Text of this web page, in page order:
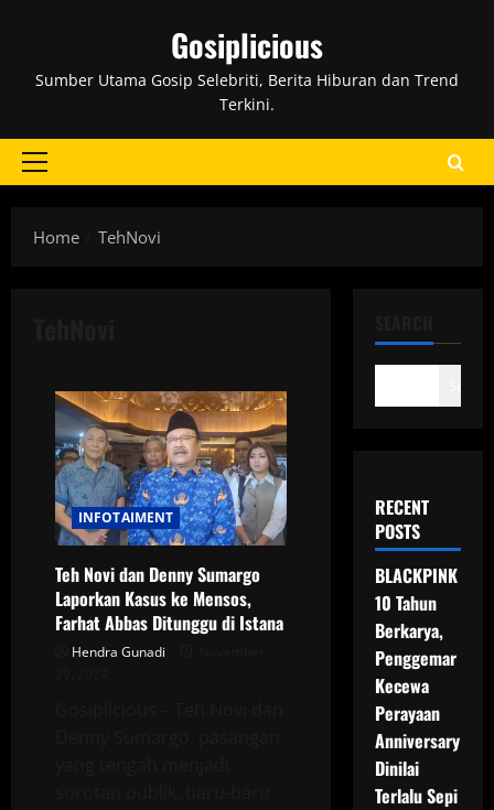
Gosiplicious
Sumber Utama Gosip Selebriti, Berita Hiburan dan Trend
Terkini.
Primary
Home
TehNovi
INFOTAIMENT
Teh Novi dan Denny Sumargo
Laporkan Kasus ke Mensos,
Farhat Abbas Ditunggu di Istana
Hendra Gunadi
RECENT
POSTS
BLACKPINK
10 Tahun
Berkarya,
Penggemar
Kecewa
Perayaan
Anniversary
Dinilai
Terlalu Sepi